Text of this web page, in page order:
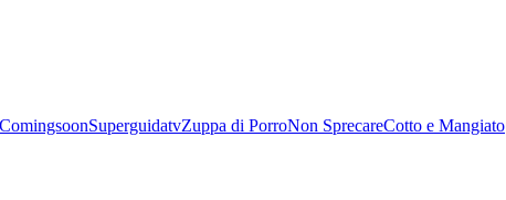
ComingsoonSuperguidatvZuppa di PorroNon SprecareCotto e Mangiato